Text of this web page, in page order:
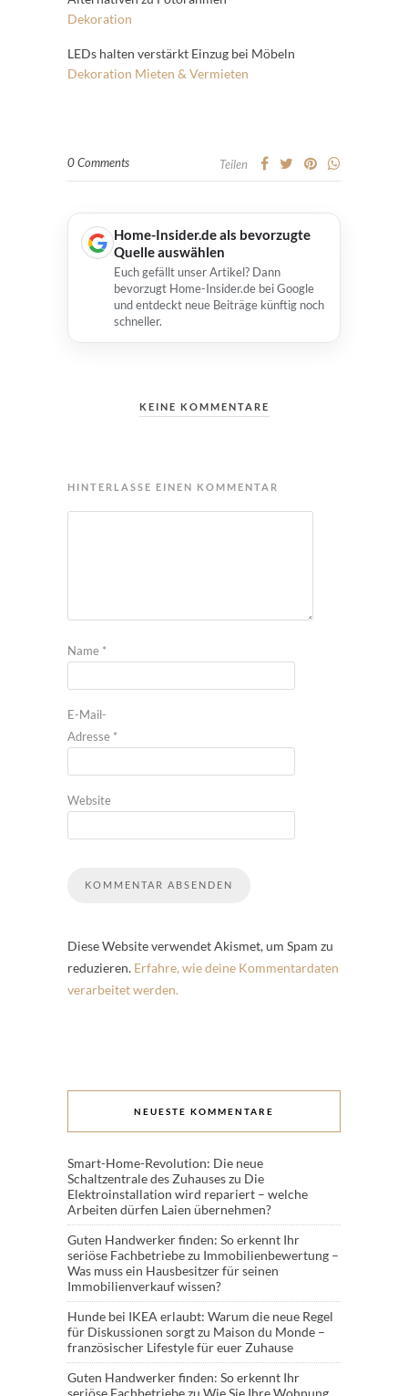
Dekoration
LEDs halten verstärkt Einzug bei Möbeln
Dekoration Mieten & Vermieten
0 Comments Teilen
Home-Insider.de als bevorzugte
Quelle auswählen
Euch gefällt unser Artikel? Dann
bevorzugt Home-Insider.de bei Google
und entdeckt neue Beiträge künftig noch
schneller.
KEINE KOMMENTARE
HINTERLASSE EINEN KOMMENTAR
Name *
E-Mail-
Adresse *
Website
Diese Website verwendet Akismet, um Spam zu
reduzieren. Erfahre, wie deine Kommentardaten
verarbeitet werden.
NEUESTE KOMMENTARE
Smart-Home-Revolution: Die neue
Schaltzentrale des Zuhauseszu Die
Elektroinstallation wird repariert – welche
Arbeiten dürfen Laien übernehmen?
Guten Handwerker finden: So erkennt Ihr
seriöse Fachbetriebezu Immobilienbewertung –
Was muss ein Hausbesitzer für seinen
Immobilienverkauf wissen?
Hunde bei IKEA erlaubt: Warum die neue Regel
für Diskussionen sorgtzu Maison du Monde –
französischer Lifestyle für euer Zuhause
Guten Handwerker finden: So erkennt Ihr
seriöse Fachbetriebezu Wie Sie Ihre Wohnung